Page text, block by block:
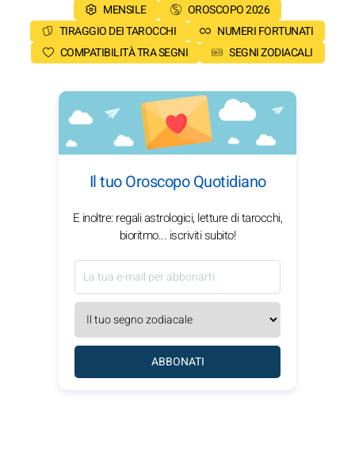
MENSILE
OROSCOPO 2026
TIRAGGIO DEI TAROCCHI
NUMERI FORTUNATI
COMPATIBILITÀ TRA SEGNI
SEGNI ZODIACALI
Il tuo Oroscopo Quotidiano
E inoltre: regali astrologici, letture di tarocchi,
bioritmo... iscriviti subito!
ABBONATI